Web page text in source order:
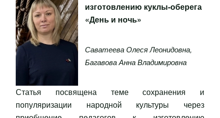
изготовлению куклы-оберега
«День и ночь»
Саватеева Олеся Леонидовна,
Багавова Анна Владимировна
Статья посвящена теме сохранения и
популяризации народной культуры через